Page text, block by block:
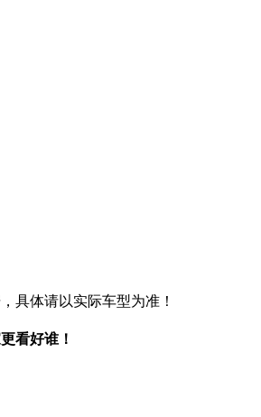
具体请以实际车型为准！
看好谁！